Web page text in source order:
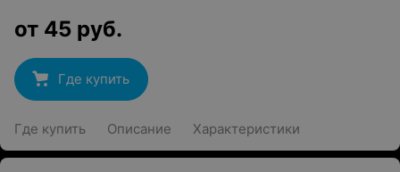
от 45 руб.
Где купить
Где купить Описание Характеристики